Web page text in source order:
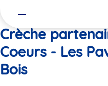
Crèche
Coeurs - Les
Bois